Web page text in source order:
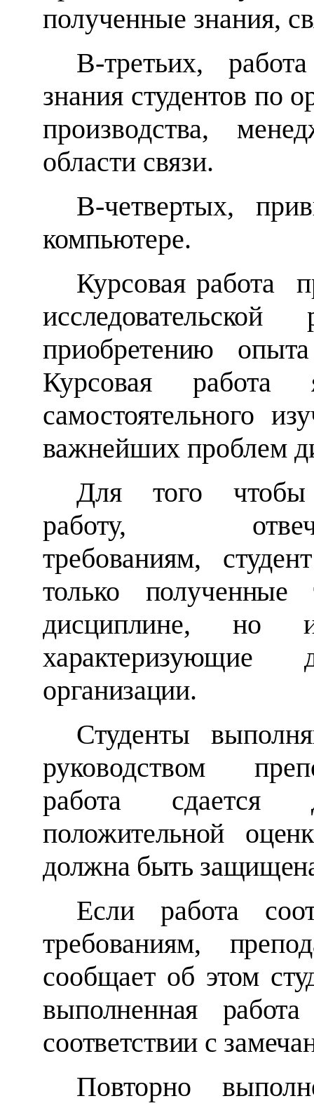
полученные знания,
В-третьих,
знания студентов по
производства,
области связи.
В-четвертых,
компьютере.
Курсовая работа
приобретению
Курсовая работа
самостоятельного
важнейших проблем
Для того чтобы
работу,
требованиям,
только полученные
дисциплине,но и
характеризующие
организации.
Студенты
руководством
работа сдается
положительной
должна быть
Если работа
требованиям,
сообщает об этом
выполненная
соответствии с
Повторно